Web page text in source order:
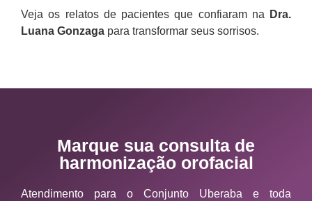
Veja os relatos de pacientes que confiaram na Dra.
Luana Gonzaga para transformar seus sorrisos.
Marque sua consulta de
harmonização orofacial
Atendimento para o Conjunto Uberaba e toda